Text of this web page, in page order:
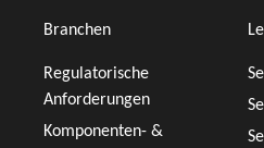
Branchen
Regulatorische
Anforderungen
Komponenten- &